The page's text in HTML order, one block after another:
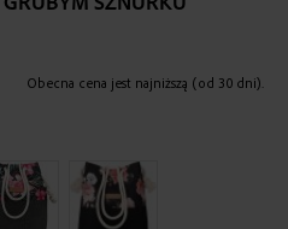
Obecna cena jest najniższą (od 30 dni).